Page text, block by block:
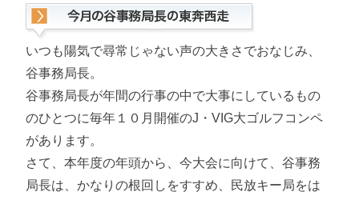
いつも陽気で尋常じゃない声の大きさでおなじみ、
谷事務局長。
谷事務局長が年間の行事の中で大事にしているもの
のひとつに毎年１０月開催のJ・VIG大ゴルフコンペ
があります。
さて、本年度の年頭から、今大会に向けて、谷事務
局長は、かなりの根回しをすすめ、民放キー局をは